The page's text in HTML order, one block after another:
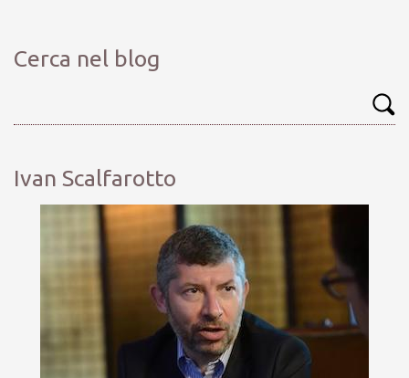
Cerca nel blog
Ivan Scalfarotto